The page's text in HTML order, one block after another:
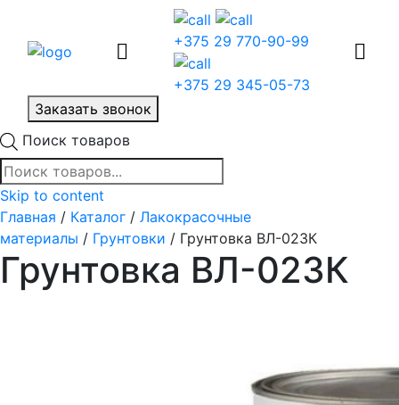
+375 29 770-90-99
+375 29 345-05-73
Заказать звонок
Поиск товаров
Skip to content
Главная / Каталог / Лакокрасочные
материалы / Грунтовки / Грунтовка ВЛ-023К
Грунтовка ВЛ-023К